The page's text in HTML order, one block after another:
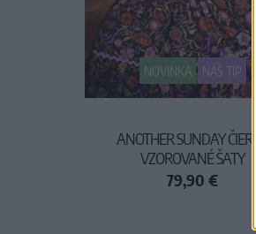
NOVINKA NÁŠ TIP
ANOTHER SUNDAY
VZOROVANÉ ŠATY
79,90 €